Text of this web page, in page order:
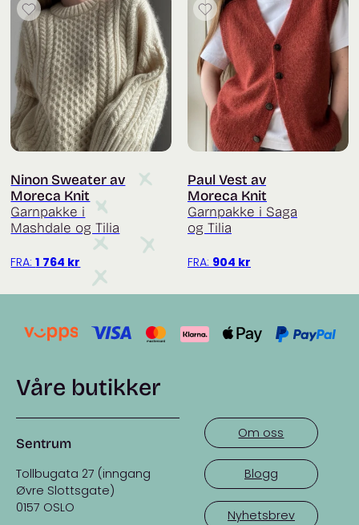
Ninon Sweater av
Moreca Knit
Garnpakke i
Mashdale og Tilia
FRA:1 764 kr
Paul Vest av
Moreca Knit
Garnpakke i Saga
og Tilia
FRA: 904 kr
Våre butikker
Sentrum
Tollbugata 27 (inngang
Øvre Slottsgate)
0157 OSLO
Om oss
Blogg
Nyhetsbrev